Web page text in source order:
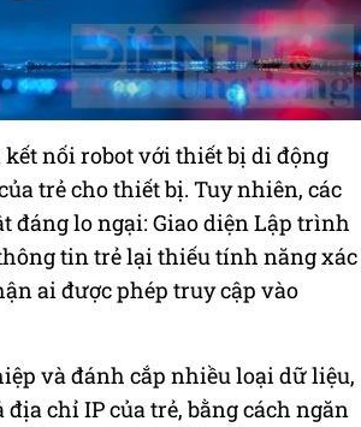
nối robot với thiết bị di động
trẻ cho thiết bị. Tuy nhiên, các
đáng lo ngại: Giao diện Lập trình
tin trẻ lại thiếu tính năng xác
ai được phép truy cập vào
và đánh cắp nhiều loại dữ liệu,
chỉ IP của trẻ, bằng cách ngăn